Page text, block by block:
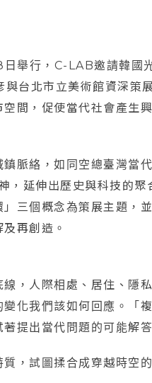
舉行，C-LAB邀請韓國
台北市立美術館資深策
間，促使當代社會產生
脈絡，如同空總臺灣當
，延伸出歷史與科技的
三個概念為策展主題，
再創造。
，人際相處、居住、隱
化我們該如何回應。「
提出當代問題的可能解答
，試圖揉合成穿越時空